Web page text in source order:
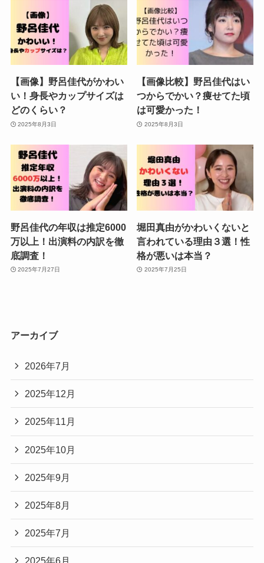
【画像】野呂佳代がかわい
い！身長やカップサイズは
どのくらい？
2025年8月3日
【画像比較】野呂佳代はい
つからでかい？痩せてた頃
は可愛かった！
2025年8月3日
野呂佳代の年収は推定6000
万以上！出演料の内訳を徹
底調査！
2025年7月27日
堀田真由がかわいくないと
言われている理由３選！性
格が悪いは本当？
2025年7月25日
アーカイブ
2026年7月
2025年12月
2025年11月
2025年10月
2025年9月
2025年8月
2025年7月
2025年6月